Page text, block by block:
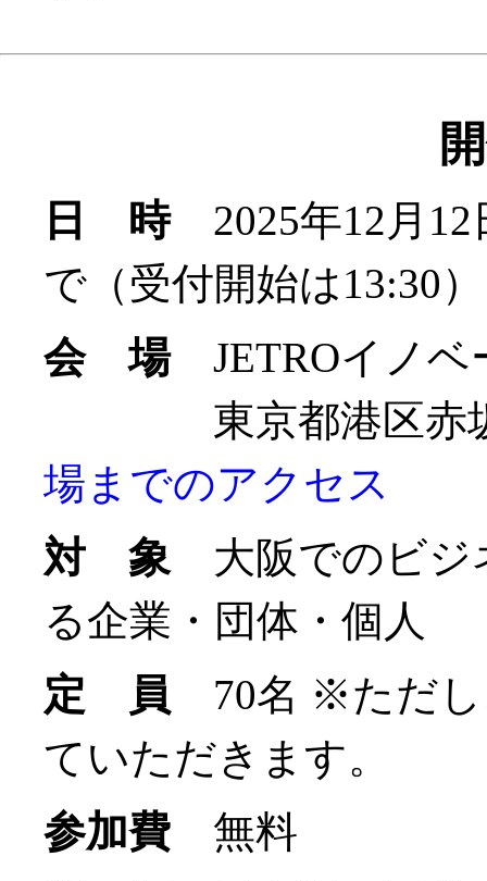
日 時2025年12月12
で（受付開始は13:30）
会 場 JETROイノ
東京都港区赤坂
場までのアクセス
対 象大阪でのビジ
る企業・団体・個人
定 員 70名 ※ただし
ていただきます。
参加費 無料